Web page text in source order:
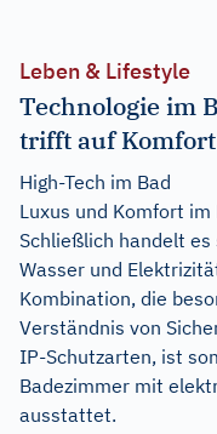
Leben & Lifestyle
Technologie im
trifft auf Komfort
High-Tech im Bad
Luxus und Komfort
Schließlich handelt es
Wasser und
Kombination, die
Verständnis von
IP-Schutzarten, ist
Badezimmer mit
ausstattet.